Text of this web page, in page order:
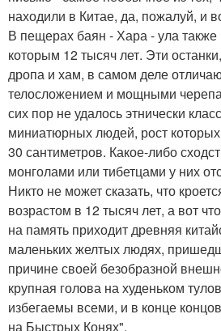
находили в Китае, да, пожалуй, и
В пещерах баян - Хара - ула
которым 12 тысяч лет. Эти
дропа и хам, в самом деле
телосложением и мощными
сих пор не удалось этнически
миниатюрных людей, рост
30 сантиметров. Какое-либо
монголами или тибетцами у них
Никто не может сказать, что
возрастом в 12 тысяч лет, а вот
на память приходит древняя
маленьких желтых людях,
причине своей безобразной
крупная голова на худеньком
избегаемы всеми, и в конце
на Быстрых Конях".